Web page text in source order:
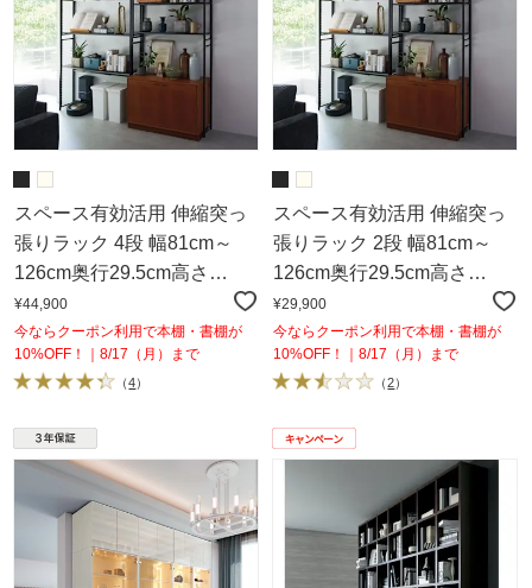
スペース有効活用 伸縮突っ
張りラック 4段 幅81cm～
126cm奥行29.5cm高さ
220cm～260cm
¥44,900
今ならクーポン利用で本棚・書棚が
10%OFF！｜8/17（月）まで
（4）
スペース有効活用 伸縮突っ
張りラック 2段 幅81cm～
126cm奥行29.5cm高さ
220cm～260cm
¥29,900
今ならクーポン利用で本棚・書棚が
10%OFF！｜8/17（月）まで
（2）